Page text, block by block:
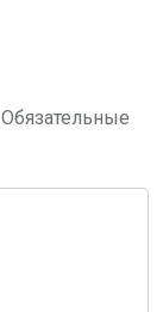
Обязательные